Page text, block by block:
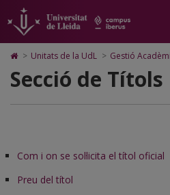
Secció
de
Títols
pàgina
principal.
Universitat
Lleida
contingut
principal
pàgina
Mapa
Web.
Universitat
Lleida
Cerca
Accessibilitat.
Universitat
Lleida
Icono
Home
para
ir
inicio
> Unitats de la UdL > Gestió
Secció de Títols
Com i on se sol·licita el títol oficial
Preu del títol